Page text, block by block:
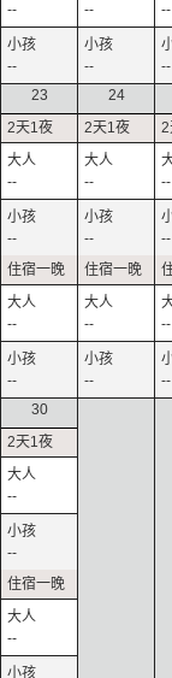
--
--
--
--
--
--
23
--
--
--
--
24
--
--
--
--
--
--
--
--
30
--
--
--